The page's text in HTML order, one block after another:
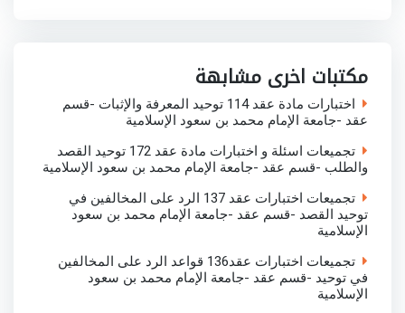
a c i a
p
p
n
n
مكتبات اخرى مشابهة
اختبارات مادة عقد 114 توحيد المعرفة والإثبات -قسم
عقد -جامعة الإمام محمد بن سعود الإسلامية
تجميعات اسئلة و اختبارات مادة عقد 172 توحيد القصد
والطلب -قسم عقد -جامعة الإمام محمد بن سعود الإسلامية
تجميعات اختبارات عقد 137 الرد على المخالفين في
توحيد القصد -قسم عقد -جامعة الإمام محمد بن سعود
الإسلامية
تجميعات اختبارات عقد136 قواعد الرد على المخالفين
في توحيد -قسم عقد -جامعة الإمام محمد بن سعود
الإسلامية